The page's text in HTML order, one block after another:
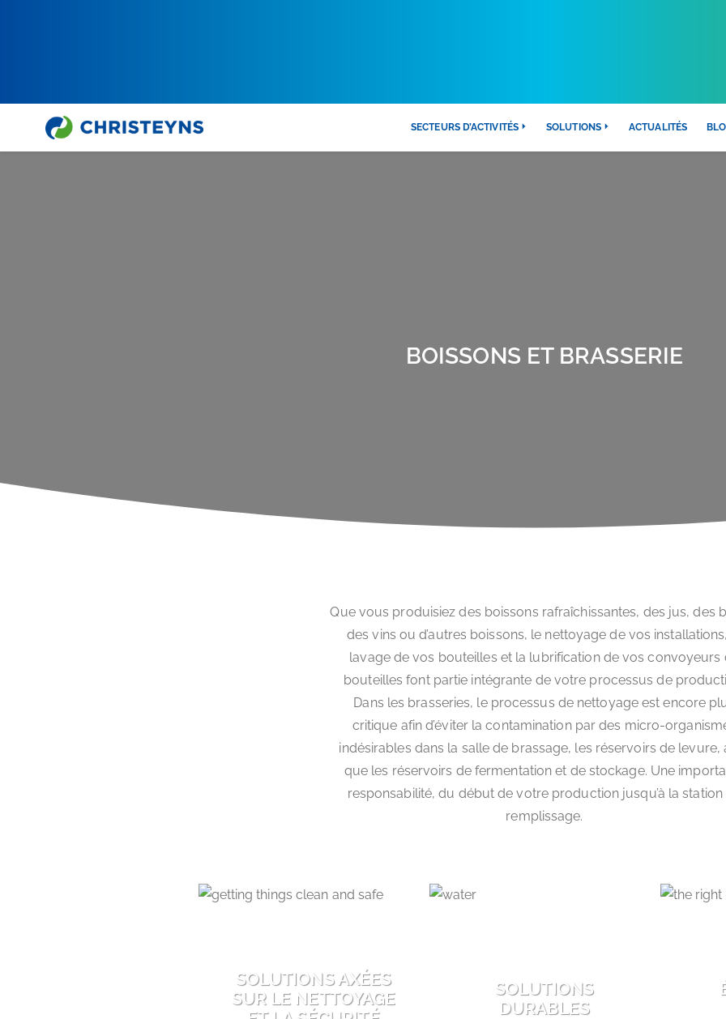
SECTEURS D’ACTIVITÉS SOLUTIONS ACTUALITÉS
BOISSONS ET BRASSERIE
Que vous produisiez des boissons rafraîchissantes, des jus, des
des vins ou d’autres boissons, le nettoyage de vos
lavage de vos bouteilles et la lubrification de vos convoyeurs
bouteilles font partie intégrante de votre processus de
Dans les brasseries, le processus de nettoyage est encore
critique afin d’éviter la contamination par des micro-
indésirables dans la salle de brassage, les réservoirs de levure,
que les réservoirs de fermentation et de stockage. Une
responsabilité, du début de votre production jusqu’à la station
remplissage.
SOLUTIONS AXÉES
SUR LE NETTOYAGE
SOLUTIONS
DURABLES